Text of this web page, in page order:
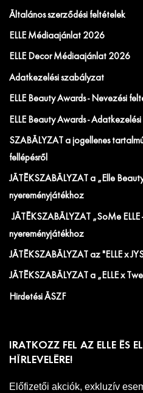
Általános szerződési feltételek
ELLE Médiaajánlat 2026
ELLE Decor Médiaajánlat 2026
Adatkezelési szabályzat
ELLE Beauty Awards - Nevezési
ELLE Beauty Awards -
SZABÁLYZAT a jogellenes
fellépésről
JÁTÉKSZABÁLYZAT a „Elle
nyereményjátékhoz
JÁTÉKSZABÁLYZAT „SoMe ELLE
nyereményjátékhoz
JÁTÉKSZABÁLYZAT az "ELLE x
JÁTÉKSZABÁLYZAT a „ELLE x
Hirdetési ÁSZF
IRATKOZZ FEL AZ ELLE ÉS
HÍRLEVELÉRE!
Előfizetői akciók, exkluzív